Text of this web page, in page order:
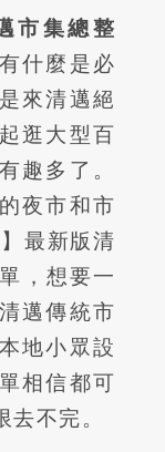
市集總整
什麼是必
來清邁絕
逛大型百
趣多了。
夜市和市
最新版清
，想要一
邁傳統市
地小眾設
相信都可
不完。